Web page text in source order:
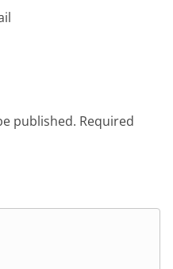
published. Required